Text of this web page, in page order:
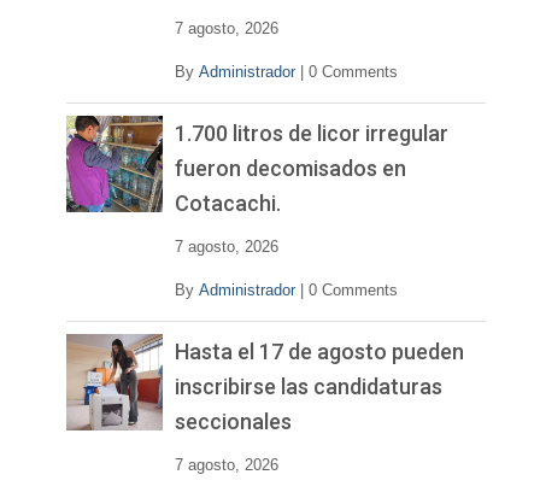
7 agosto, 2026
By Administrador 0 Comments
1.700 litros de licor irregular
fueron decomisados en
Cotacachi.
7 agosto, 2026
By Administrador 0 Comments
Hasta el 17 de agosto pueden
inscribirse las candidaturas
seccionales
7 agosto, 2026